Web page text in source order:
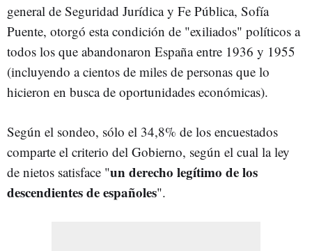
general de Seguridad Jurídica y Fe Pública, Sofía
Puente, otorgó esta condición de "exiliados" políticos a
todos los que abandonaron España entre 1936 y 1955
(incluyendo a cientos de miles de personas que lo
hicieron en busca de oportunidades económicas).
Según el sondeo, sólo el 34,8% de los encuestados
comparte el criterio del Gobierno, según el cual la ley
de nietos satisface "un derecho legítimo de los
descendientes de españoles".